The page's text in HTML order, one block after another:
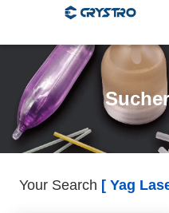
Your Search [ Yag